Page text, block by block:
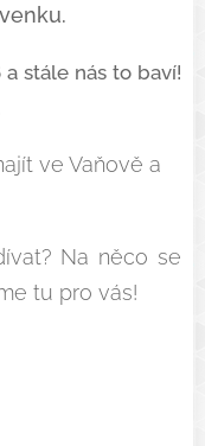
stále nás to baví!
ve Vaňově a
Na něco se
tu pro vás!